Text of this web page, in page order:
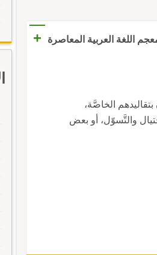
اللغة العربية المعاصرة
+
الخاصَّة،
والتَّسوّل، أو بعض